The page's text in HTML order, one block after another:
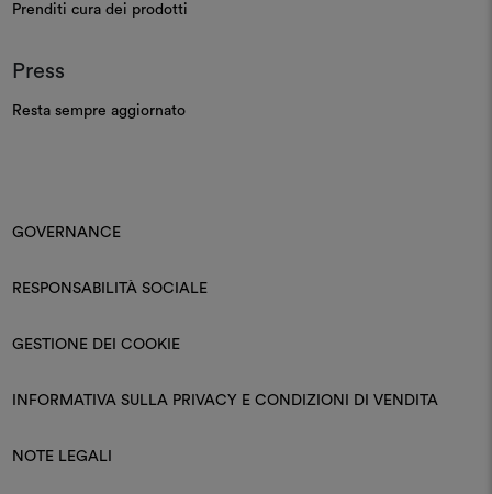
Prenditi cura dei prodotti
Press
Resta sempre aggiornato
GOVERNANCE
RESPONSABILITÀ SOCIALE
GESTIONE DEI COOKIE
INFORMATIVA SULLA PRIVACY E CONDIZIONI DI VENDITA
NOTE LEGALI